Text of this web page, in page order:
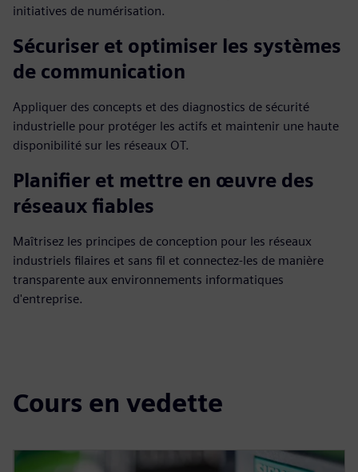
initiatives de numérisation.
Sécuriser et optimiser les systèmes
de communication
Appliquer des concepts et des diagnostics de sécurité
industrielle pour protéger les actifs et maintenir une haute
disponibilité sur les réseaux OT.
Planifier et mettre en œuvre des
réseaux fiables
Maîtrisez les principes de conception pour les réseaux
industriels filaires et sans fil et connectez-les de manière
transparente aux environnements informatiques
d'entreprise.
Cours en vedette